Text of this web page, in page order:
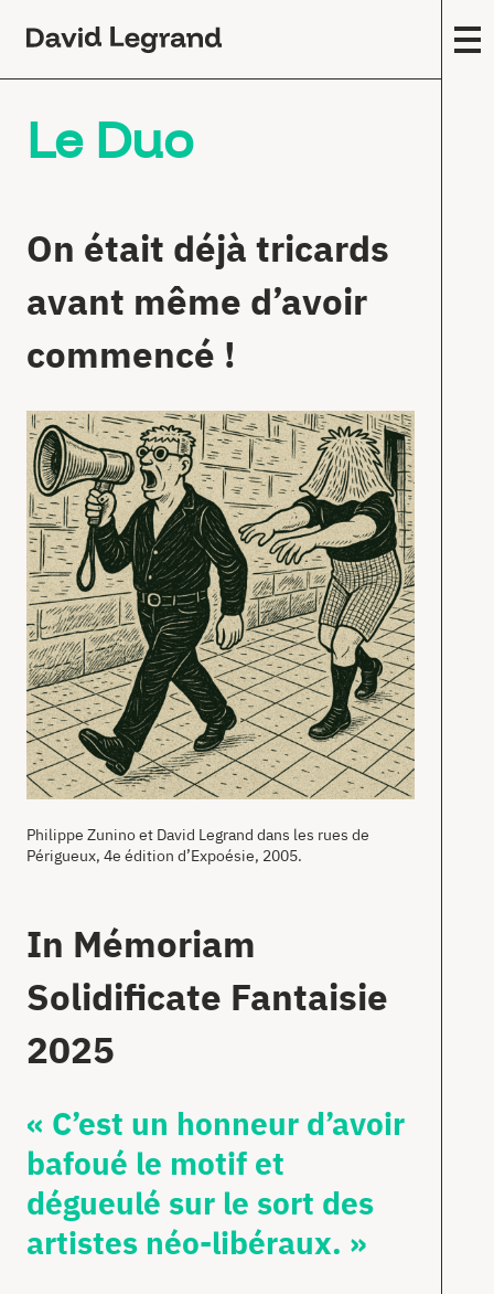
contenu
Le Duo
On était déjà tricards
avant même d’avoir
commencé !
Philippe Zunino et David Legrand dans les rues de
Périgueux, 4e édition d’Expoésie, 2005.
In Mémoriam
Solidificate Fantaisie
2025
« C’est un honneur d’avoir
bafoué le motif et
dégueulé sur le sort des
artistes néo-libéraux. »